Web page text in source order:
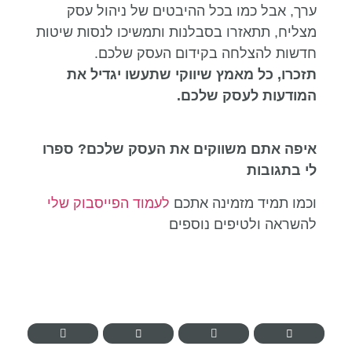
ערך, אבל כמו בכל ההיבטים של ניהול עסק
מצליח, תתאזרו בסבלנות ותמשיכו לנסות שיטות
חדשות להצלחה בקידום העסק שלכם.
תזכרו, כל מאמץ שיווקי שתעשו יגדיל את
המודעות לעסק שלכם.
איפה אתם משווקים את העסק שלכם? ספרו
לי בתגובות
וכמו תמיד מזמינה אתכם לעמוד הפייסבוק שלי
להשראה ולטיפים נוספים